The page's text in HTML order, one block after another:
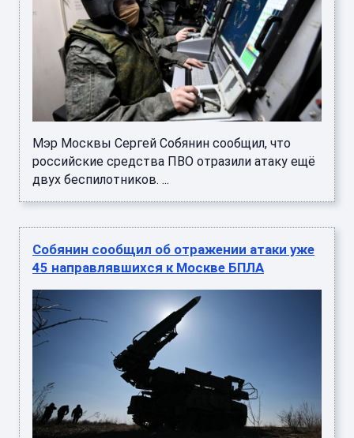
Мэр Москвы Сергей Собянин сообщил, что
российские средства ПВО отразили атаку ещё
двух беспилотников. ...
Собянин сообщил об отражении атаки уже
45 направлявшихся к Москве БПЛА